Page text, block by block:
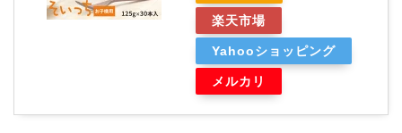
楽天市場
Yahooショッピング
メルカリ